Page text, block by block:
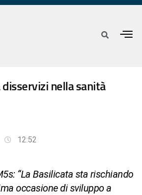
nella sanità
12:52
“La Basilicata sta rischiando
occasione di sviluppo a